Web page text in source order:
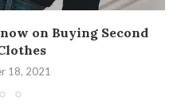
on Buying Second
18, 2021